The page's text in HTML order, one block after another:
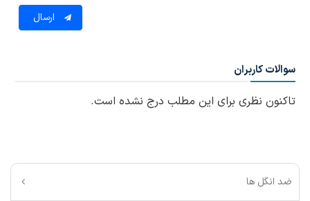
ارسال
سوالات کاربران
تاکنون نظری برای این مطلب درج نشده است.
ضد انگل ها